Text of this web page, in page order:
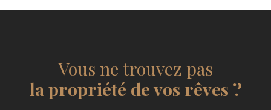
Vous ne trouvez pas
la propriété de vos rêves ?